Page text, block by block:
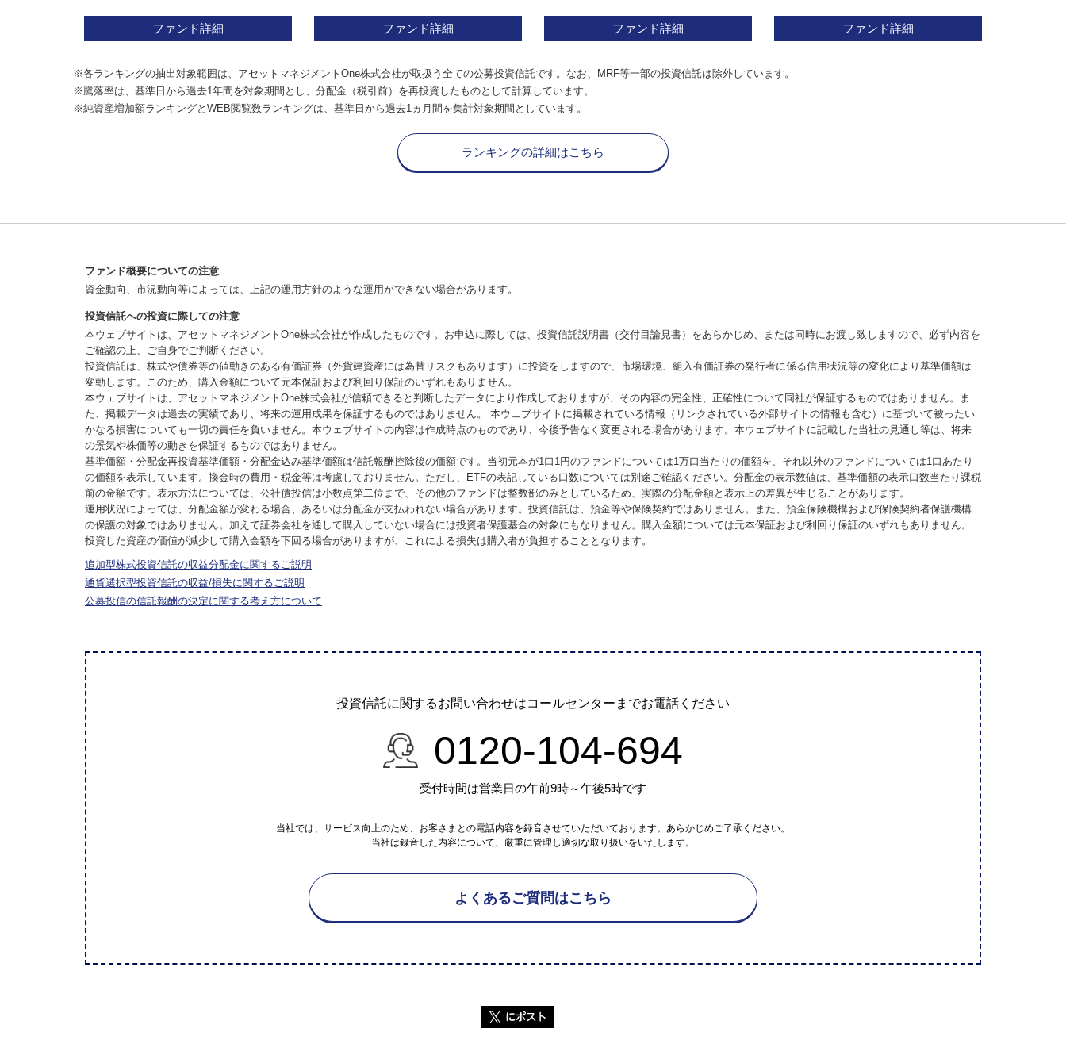
ファンド詳細 ファンド詳細 ファンド詳細 ファンド詳細
※各ランキングの抽出対象範囲は、アセットマネジメントOne株式会社が取扱う全ての公募投資信託です。なお、MRF等一部の投資信託は除外しています。
※騰落率は、基準日から過去1年間を対象期間とし、分配金（税引前）を再投資したものとして計算しています。
※純資産増加額ランキングとWEB閲覧数ランキングは、基準日から過去1ヵ月間を集計対象期間としています。
ランキングの詳細はこちら
ファンド概要についての注意
資金動向、市況動向等によっては、上記の運用方針のような運用ができない場合があります。
投資信託への投資に際しての注意
本ウェブサイトは、アセットマネジメントOne株式会社が作成したものです。お申込に際しては、投資信託説明書（交付目論見書）をあらかじめ、または同時にお渡し致しますので、必ず内容を
ご確認の上、ご自身でご判断ください。
投資信託は、株式や債券等の値動きのある有価証券（外貨建資産には為替リスクもあります）に投資をしますので、市場環境、組入有価証券の発行者に係る信用状況等の変化により基準価額は
変動します。このため、購入金額について元本保証および利回り保証のいずれもありません。
本ウェブサイトは、アセットマネジメントOne株式会社が信頼できると判断したデータにより作成しておりますが、その内容の完全性、正確性について同社が保証するものではありません。ま
た、掲載データは過去の実績であり、将来の運用成果を保証するものではありません。 本ウェブサイトに掲載されている情報（リンクされている外部サイトの情報も含む）に基づいて被ったい
かなる損害についても一切の責任を負いません。本ウェブサイトの内容は作成時点のものであり、今後予告なく変更される場合があります。本ウェブサイトに記載した当社の見通し等は、将来
の景気や株価等の動きを保証するものではありません。
基準価額・分配金再投資基準価額・分配金込み基準価額は信託報酬控除後の価額です。当初元本が1口1円のファンドについては1万口当たりの価額を、それ以外のファンドについては1口あたり
の価額を表示しています。換金時の費用・税金等は考慮しておりません。ただし、ETFの表記している口数については別途ご確認ください。分配金の表示数値は、基準価額の表示口数当たり課税
前の金額です。表示方法については、公社債投信は小数点第二位まで、その他のファンドは整数部のみとしているため、実際の分配金額と表示上の差異が生じることがあります。
運用状況によっては、分配金額が変わる場合、あるいは分配金が支払われない場合があります。投資信託は、預金等や保険契約ではありません。また、預金保険機構および保険契約者保護機構
の保護の対象ではありません。加えて証券会社を通して購入していない場合には投資者保護基金の対象にもなりません。購入金額については元本保証および利回り保証のいずれもありません。
投資した資産の価値が減少して購入金額を下回る場合がありますが、これによる損失は購入者が負担することとなります。
追加型株式投資信託の収益分配金に関するご説明
通貨選択型投資信託の収益/損失に関するご説明
公募投信の信託報酬の決定に関する考え方について
投資信託に関するお問い合わせはコールセンターまでお電話ください
0120-104-694
受付時間は営業日の午前9時～午後5時です
当社では、サービス向上のため、お客さまとの電話内容を録音させていただいております。あらかじめご了承ください。
当社は録音した内容について、厳重に管理し適切な取り扱いをいたします。
よくあるご質問はこちら